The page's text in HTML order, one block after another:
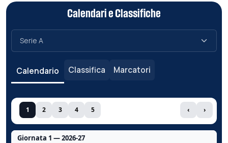
Calendari e Classifiche
Calendario Classifica Marcatori
1 2 3 4 5 ‹ ›
Giornata 1 — 2026-27